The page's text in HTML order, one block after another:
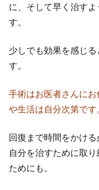
に、そして早く治す
す。
少しでも効果を感じ
す。
手術はお医者さんに
や生活は自分次第です
回復まで時間をかけ
自分を治すために取
ためにも。